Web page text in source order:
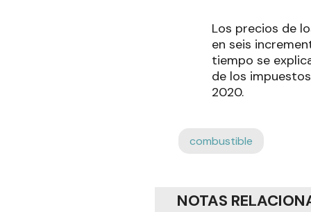
Los precios de
en seis
tiempo se
de los
2020.
combustible
NOTAS